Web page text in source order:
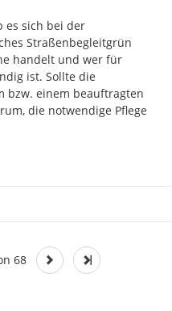
es sich bei der
Straßenbegleitgrün
handelt und wer für
ist. Sollte die
bzw. einem beauftragten
die notwendige Pflege
68